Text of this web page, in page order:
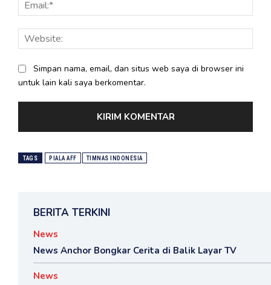
Simpan nama, email, dan situs web saya di browser ini
untuk lain kali saya berkomentar.
TAGS PIALA AFF TIMNAS INDONESIA
BERITA TERKINI
News
News Anchor Bongkar Cerita di Balik Layar TV
News